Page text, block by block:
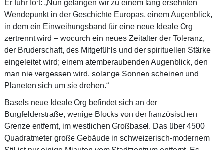
Er fuhr fort: „Nun gelangen wir zu einem lang ersehnten
Wendepunkt in der Geschichte Europas, einem Augenblick,
in dem ein Einweihungsband für eine neue Ideale Org
zertrennt wird – wodurch ein neues Zeitalter der Toleranz,
der Bruderschaft, des Mitgefühls und der spirituellen Stärke
eingeleitet wird; einem atemberaubenden Augenblick, den
man nie vergessen wird, solange Sonnen scheinen und
Planeten sich um sie drehen.“
Basels neue Ideale Org befindet sich an der
Burgfelderstraße, wenige Blocks von der französischen
Grenze entfernt, im westlichen Großbasel. Das über 4500
Quadratmeter große Gebäude in schweizerisch-modernem